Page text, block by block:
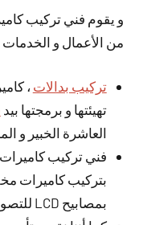
و يقوم فني تركيب
من الأعمال و
تركيب بدالات ،
تهيئتها و برمجتها بيد
العاشرة الخبير و
فني تركيب
بتركيب كاميرات
بمصابيح LCD للتصوير بالأشعة الحمراء .